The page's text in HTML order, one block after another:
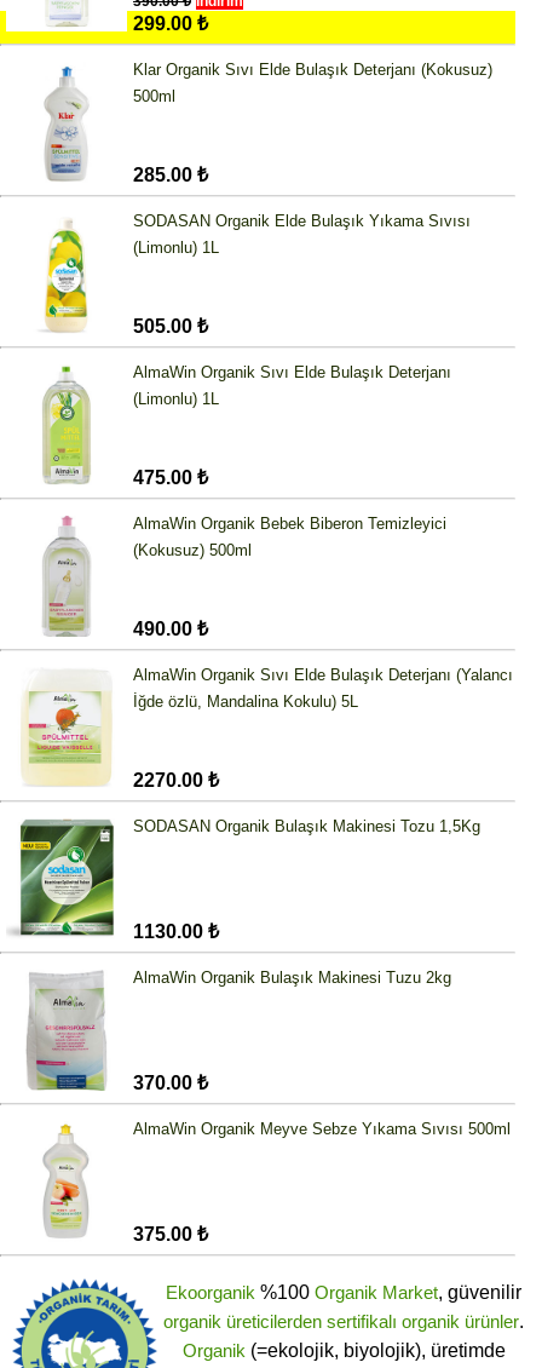
299.00 ₺
Klar Organik Sıvı Elde Bulaşık Deterjanı (Kokusuz)
500ml
285.00 ₺
SODASAN Organik Elde Bulaşık Yıkama Sıvısı
(Limonlu) 1L
505.00 ₺
AlmaWin Organik Sıvı Elde Bulaşık Deterjanı
(Limonlu) 1L
475.00 ₺
AlmaWin Organik Bebek Biberon Temizleyici
(Kokusuz) 500ml
490.00 ₺
AlmaWin Organik Sıvı Elde Bulaşık Deterjanı (Yalancı
İğde özlü, Mandalina Kokulu) 5L
2270.00 ₺
SODASAN Organik Bulaşık Makinesi Tozu 1,5Kg
1130.00 ₺
AlmaWin Organik Bulaşık Makinesi Tuzu 2kg
370.00 ₺
AlmaWin Organik Meyve Sebze Yıkama Sıvısı 500ml
375.00 ₺
Ekoorganik %100 Organik Market, güvenilir
organik üreticilerden sertifikalı organik ürünler.
Organik (=ekolojik, biyolojik), üretimde